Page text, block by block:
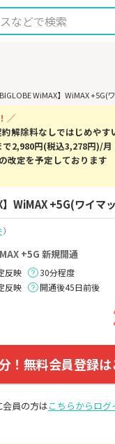
BIGLOBE WiMAX】WiMAX
／
解除料なしではじめやす
2,980円(税込3,278円)/月
改定を予定しております
】WiMAX +5G(ワイマ
）
+5G 新規開通
反映
30分程度
反映
開通後45日前後
！無料会員登録は
会員の方はこちらからログ